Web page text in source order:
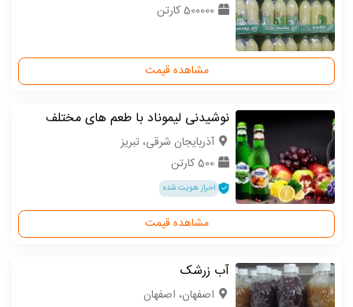
500000 کارتن
مشاهده قیمت
نوشیدنی لیموناد با طعم های مختلف
آذربایجان شرقی، تبریز
500 کارتن
احراز هویت شده
مشاهده قیمت
آب زرشک
اصفهان، اصفهان